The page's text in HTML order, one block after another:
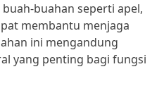
buahan seperti apel,
membantu menjaga
ini mengandung
yang penting bagi fungsi